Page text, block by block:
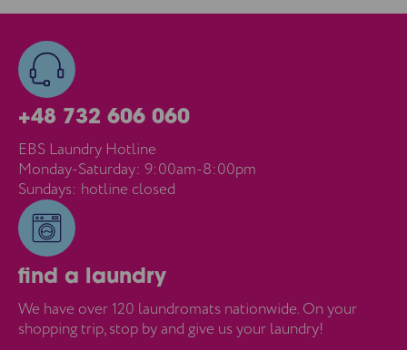
+48 732 606 060
EBS Laundry Hotline
Monday-Saturday: 9:00am-8:00pm
Sundays: hotline closed
find a laundry
We have over 120 laundromats nationwide. On your
shopping trip, stop by and give us your laundry!